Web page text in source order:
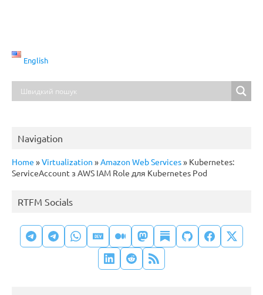
English
Navigation
Home »Virtualization »Amazon Web Services» Kubernetes:
ServiceAccount з AWS IAM Role для Kubernetes Pod
RTFM Socials